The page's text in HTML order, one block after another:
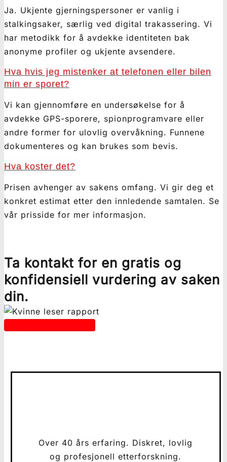
Ja. Ukjente gjerningspersoner er vanlig i
stalkingsaker, særlig ved digital trakassering. Vi
har metodikk for å avdekke identiteten bak
anonyme profiler og ukjente avsendere.
Hva hvis jeg mistenker at telefonen eller bilen
min er sporet?
Vi kan gjennomføre en undersøkelse for å
avdekke GPS-sporere, spionprogramvare eller
andre former for ulovlig overvåkning. Funnene
dokumenteres og kan brukes som bevis.
Hva koster det?
Prisen avhenger av sakens omfang. Vi gir deg et
konkret estimat etter den innledende samtalen. Se
vår prisside for mer informasjon.
Ta kontakt for en gratis og
konfidensiell vurdering av saken
din.
Over 40 års erfaring. Diskret, lovlig
og profesjonell etterforskning.